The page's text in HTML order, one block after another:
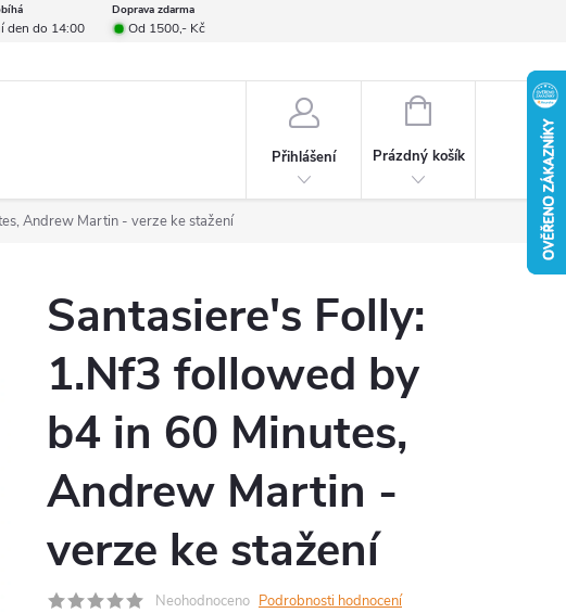
Doprava zdarma
den do 14:00 Od 1500,- Kč
Přihlášení
NÁKUPNÍ
Prázdný košík
Andrew Martin - verze ke stažení
Santasiere's Folly:
1.Nf3 followed by
b4 in 60 Minutes,
Andrew Martin -
verze ke stažení
Neohodnoceno Podrobnosti hodnocení